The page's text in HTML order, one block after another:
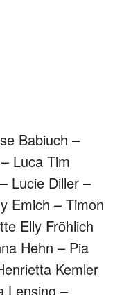
Babiuch –
Luca Tim
Lucie Diller –
Emich – Timon
Elly Fröhlich
Hehn – Pia
Kemler
Lensing –